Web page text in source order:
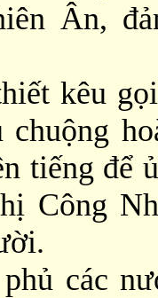
Ân,
kêu
tiếng để
Công
các